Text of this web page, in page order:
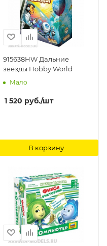
915638HW Дальние
звёзды Hobby World
Мало
1 520 руб./шт
В корзину